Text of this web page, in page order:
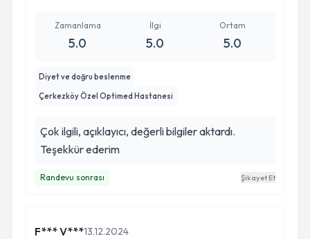
Zamanlama
5.0
İlgi
5.0
Ortam
5.0
Diyet ve doğru beslenme
Çerkezköy Özel Optimed Hastanesi
Çok ilgili, açıklayıcı, değerli bilgiler aktardı.
Teşekkür ederim
Randevu sonrası Şikayet Et
F*** V***13.12.2024